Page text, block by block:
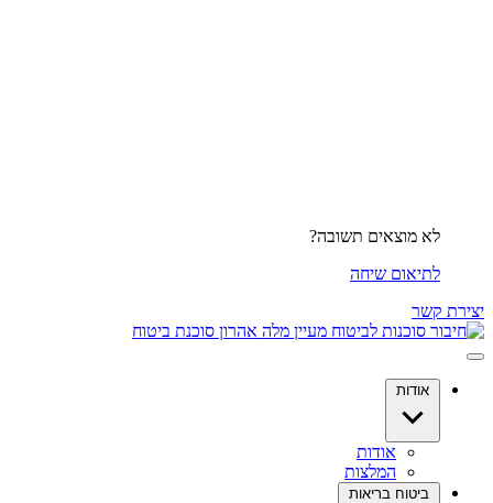
לא מוצאים תשובה?
לתיאום שיחה
יצירת קשר
אודות
אודות
המלצות
ביטוח בריאות